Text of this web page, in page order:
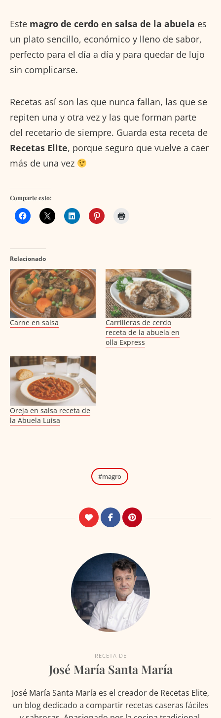
Este magro de cerdo en salsa de la abuela es
un plato sencillo, económico y lleno de sabor,
perfecto para el día a día y para quedar de lujo
sin complicarse.
Recetas así son las que nunca fallan, las que se
repiten una y otra vez y las que forman parte
del recetario de siempre. Guarda esta receta de
Recetas Elite, porque seguro que vuelve a caer
más de una vez
Comparte esto:
Relacionado
Carne en salsa
Carrilleras de cerdo
receta de la abuela en
olla Express
Oreja en salsa receta de
la Abuela Luisa
magro
RECETA DE
José María Santa María
José María Santa María es el creador de Recetas Elite,
un blog dedicado a compartir recetas caseras fáciles